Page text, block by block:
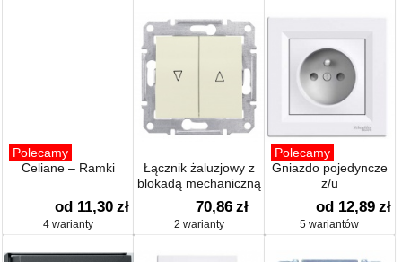
Polecamy
Celiane – Ramki
od 11,30 zł
4 warianty
Łącznik żaluzjowy z
blokadą mechaniczną
70,86 zł
2 warianty
Polecamy
Gniazdo pojedyncze
z/u
od 12,89 zł
5 wariantów